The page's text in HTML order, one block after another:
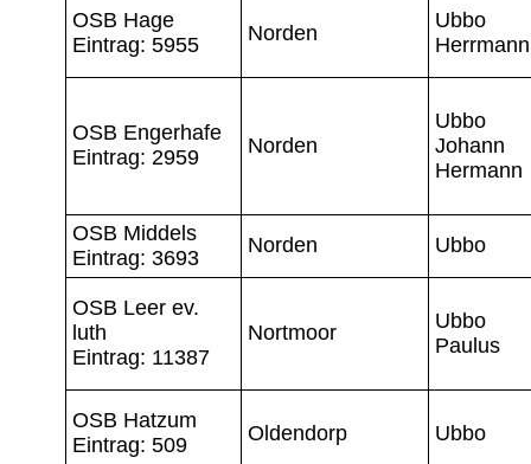
OSB Hage
Eintrag: 5955
Norden
Ubbo
Herrmann
OSB Engerhafe
Eintrag: 2959
Norden
Ubbo
Johann
Hermann
OSB Middels
Eintrag: 3693
Norden Ubbo
OSB Leer ev.
luth
Eintrag: 11387
Nortmoor
Ubbo
Paulus
OSB Hatzum
Eintrag: 509
Oldendorp Ubbo